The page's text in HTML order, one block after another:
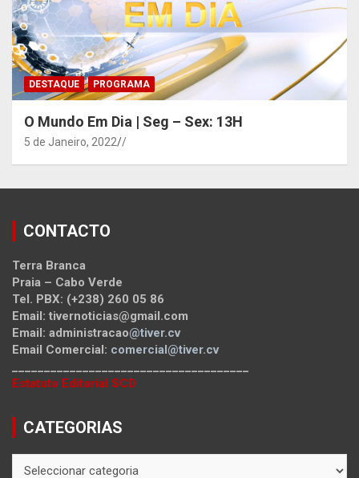
DESTAQUE PROGRAMA
O Mundo Em Dia | Seg – Sex: 13H
5 de Janeiro, 2022 /
CONTACTO
Terra Branca
Praia – Cabo Verde
Tel. PBX: (+238) 260 05 86
Email: tivernoticias@gmail.com
Email: administracao@tiver.cv
Email Comercial: comercial@tiver.cv
Estatuto Editorial SCD
CATEGORIAS